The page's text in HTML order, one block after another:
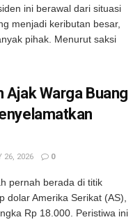
ini berawal dari situasi
menjadi keributan besar,
pihak. Menurut saksi
Ajak Warga Buang
26, 2026 0
pernah berada di titik
dolar Amerika Serikat (AS),
Rp 18.000. Peristiwa ini